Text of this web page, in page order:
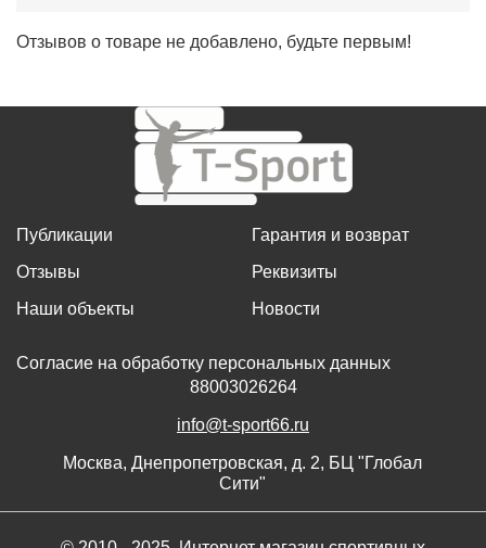
Отзывов о товаре не добавлено, будьте первым!
Публикации
Отзывы
Наши объекты
Гарантия и возврат
Реквизиты
Новости
Согласие на обработку персональных данных
88003026264
info@t-sport66.ru
Москва, Днепропетровская, д. 2, БЦ "Глобал
Сити"